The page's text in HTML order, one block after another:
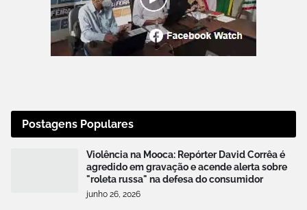
Postagens Populares
Violência na Mooca: Repórter David Corrêa é
agredido em gravação e acende alerta sobre
"roleta russa" na defesa do consumidor
junho 26, 2026